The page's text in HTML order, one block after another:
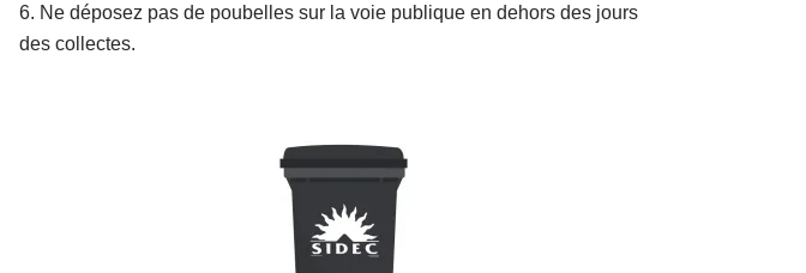
Ne déposez pas de poubelles sur la voie publique en dehors des jours
des collectes.